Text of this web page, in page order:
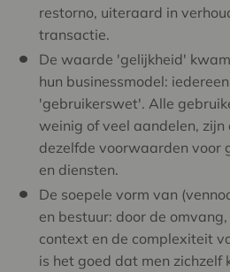
restorno, uiteraard in
transactie.
De waarde 'gelijkheid'
hun businessmodel:
'gebruikerswet'. Alle
weinig of veel aandelen, zijn
dezelfde voorwaarden voor
en diensten.
De soepele vorm van
en bestuur: door de
context en de complexiteit
is het goed dat men zichzelf